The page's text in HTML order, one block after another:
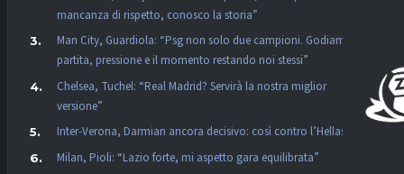
mancanza di rispetto, conosco la storia”
Man City, Guardiola: “Psg non solo due campioni. Godiamoci la
partita, pressione e il momento restando noi stessi”
Chelsea, Tuchel: “Real Madrid? Servirà la nostra miglior
versione”
Inter-Verona, Darmian ancora decisivo: così contro l’Hellas
Milan, Pioli: “Lazio forte, mi aspetto gara equilibrata”